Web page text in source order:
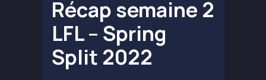
Récap semaine 2
LFL – Spring
Split 2022